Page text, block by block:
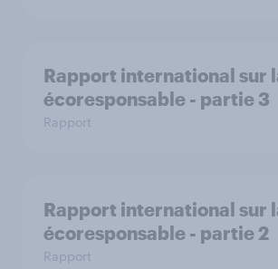
Rapport international sur
écoresponsable - partie 3
Rapport
Rapport international sur
écoresponsable - partie 2
Rapport